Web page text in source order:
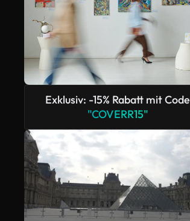
Exklusiv: -15% Rabatt mit Code
"COVERR15"